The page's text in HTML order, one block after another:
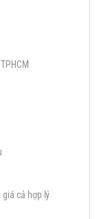
cả hợp lý